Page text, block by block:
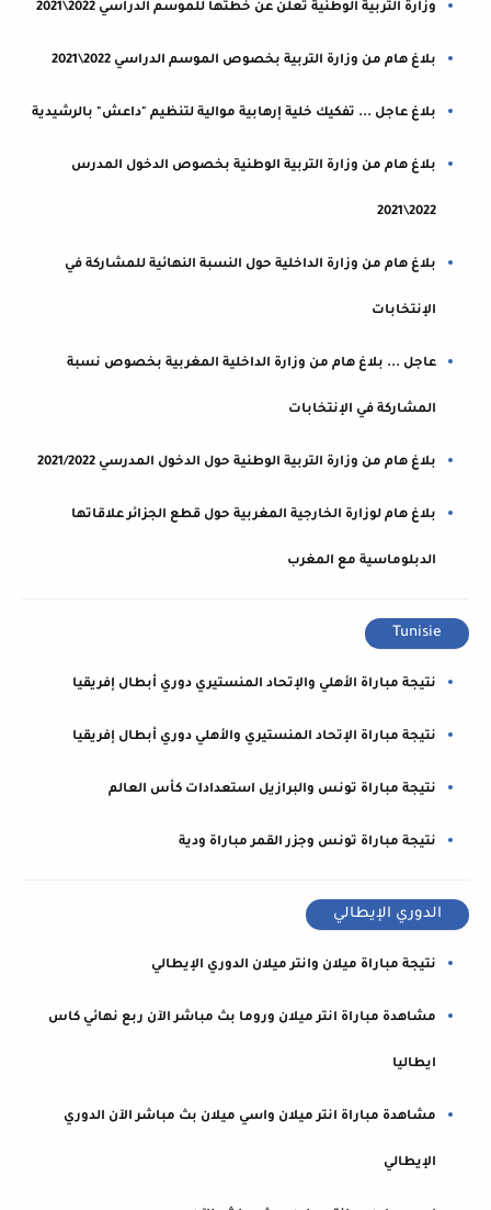
وزارة التربية الوطنية تعلن عن خطتها للموسم الدراسي 2022\2021
بلاغ هام من وزارة التربية بخصوص الموسم الدراسي 2022\2021
بلاغ عاجل ... تفكيك خلية إرهابية موالية لتنظيم "داعش" بالرشيدية
بلاغ هام من وزارة التربية الوطنية بخصوص الدخول المدرس
2022\2021
بلاغ هام من وزارة الداخلية حول النسبة النهائية للمشاركة في
الإنتخابات
عاجل ... بلاغ هام من وزارة الداخلية المغربية بخصوص نسبة
المشاركة في الإنتخابات
بلاغ هام من وزارة التربية الوطنية حول الدخول المدرسي 2021/2022
بلاغ هام لوزارة الخارجية المغربية حول قطع الجزائر علاقاتها
الدبلوماسية مع المغرب
Tunisie
نتيجة مباراة الأهلي والإتحاد المنستيري دوري أبطال إفريقيا
نتيجة مباراة الإتحاد المنستيري والأهلي دوري أبطال إفريقيا
نتيجة مباراة تونس والبرازيل استعدادات كأس العالم
نتيجة مباراة تونس وجزر القمر مباراة ودية
الدوري الإيطالي
نتيجة مباراة ميلان وانتر ميلان الدوري الإيطالي
مشاهدة مباراة انتر ميلان وروما بث مباشر الآن ربع نهائي كاس
ايطاليا
مشاهدة مباراة انتر ميلان واسي ميلان بث مباشر الآن الدوري
الإيطالي